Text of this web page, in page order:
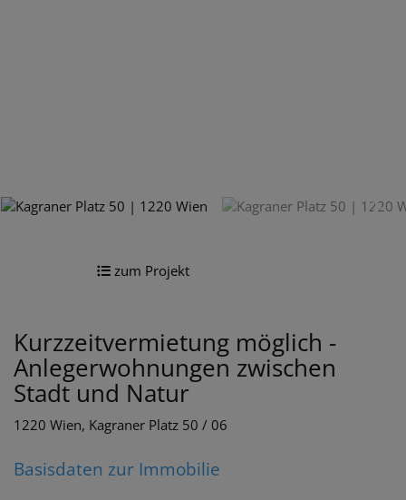
zum Projekt
Kurzzeitvermietung möglich -
Anlegerwohnungen zwischen
Stadt und Natur
1220 Wien, Kagraner Platz 50 / 06
Basisdaten zur Immobilie